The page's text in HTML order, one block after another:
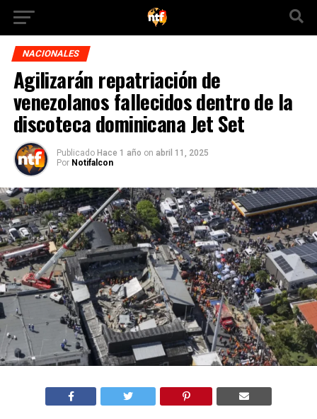
NACIONALES
Agilizarán repatriación de
venezolanos fallecidos dentro de la
discoteca dominicana Jet Set
Publicado Hace 1 año on abril 11, 2025
Por Notifalcon